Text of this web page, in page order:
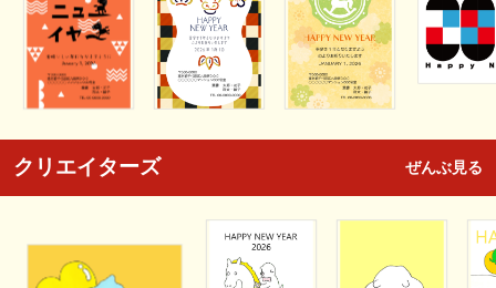
クリエイターズ ぜんぶ見る